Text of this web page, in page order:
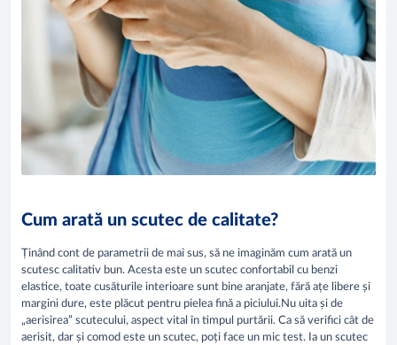
Cum arată un scutec de calitate?
Ținând cont de parametrii de mai sus, să ne imaginăm cum arată un
scutesc calitativ bun. Acesta este un scutec confortabil cu benzi
elastice, toate cusăturile interioare sunt bine aranjate, fără ațe libere și
margini dure, este plăcut pentru pielea fină a piciului.Nu uita și de
„aerisirea” scutecului, aspect vital în timpul purtării. Ca să verifici cât de
aerisit, dar și comod este un scutec, poți face un mic test. Ia un scutec